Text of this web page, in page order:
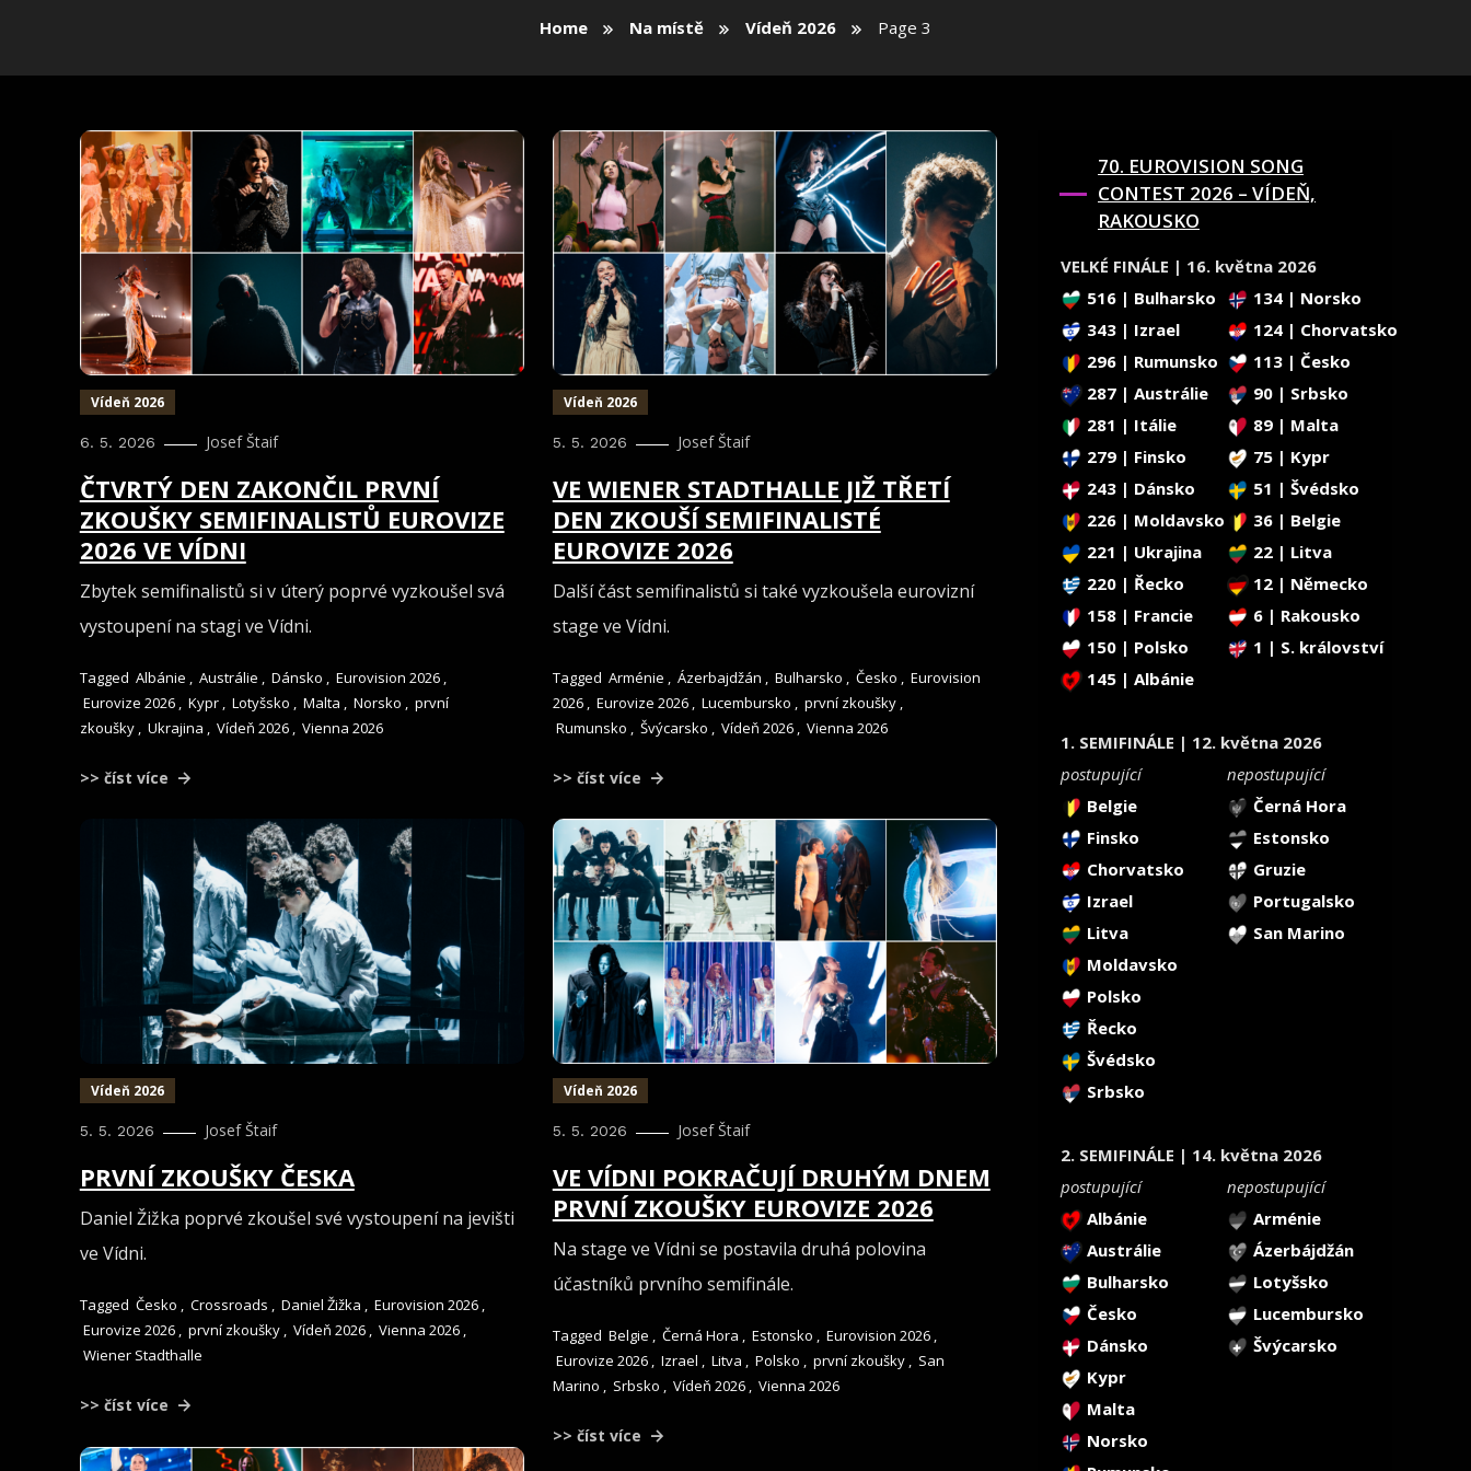
Home Na místě Vídeň 2026 Page 3
Vídeň 2026
6. 5. 2026 Josef Štaif
ČTVRTÝ DEN ZAKONČIL PRVNÍ
ZKOUŠKY SEMIFINALISTŮ EUROVIZE
2026 VE VÍDNI
Zbytek semifinalistů si v úterý poprvé vyzkoušel svá
vystoupení na stagi ve Vídni.
Tagged Albánie , Austrálie , Dánsko , Eurovision 2026 ,
Eurovize 2026 , Kypr , Lotyšsko , Malta , Norsko , první
zkoušky , Ukrajina , Vídeň 2026 , Vienna 2026
>> číst více
Vídeň 2026
5. 5. 2026 Josef Štaif
VE WIENER STADTHALLE JIŽ TŘETÍ
DEN ZKOUŠÍ SEMIFINALISTÉ
EUROVIZE 2026
Další část semifinalistů si také vyzkoušela eurovizní
stage ve Vídni.
Tagged Arménie , Ázerbajdžán , Bulharsko , Česko , Eurovision
2026 , Eurovize 2026 , Lucembursko , první zkoušky ,
Rumunsko , Švýcarsko , Vídeň 2026 , Vienna 2026
>> číst více
Vídeň 2026
5. 5. 2026 Josef Štaif
PRVNÍ ZKOUŠKY ČESKA
Daniel Žižka poprvé zkoušel své vystoupení na jevišti
ve Vídni.
Tagged Česko , Crossroads , Daniel Žižka , Eurovision 2026 ,
Eurovize 2026 , první zkoušky , Vídeň 2026 , Vienna 2026 ,
Wiener Stadthalle
>> číst více
Vídeň 2026
5. 5. 2026 Josef Štaif
VE VÍDNI POKRAČUJÍ DRUHÝM DNEM
PRVNÍ ZKOUŠKY EUROVIZE 2026
Na stage ve Vídni se postavila druhá polovina
účastníků prvního semifinále.
Tagged Belgie , Černá Hora , Estonsko , Eurovision 2026 ,
Eurovize 2026 , Izrael , Litva , Polsko , první zkoušky , San
Marino , Srbsko , Vídeň 2026 , Vienna 2026
>> číst více
70. EUROVISION SONG
CONTEST 2026 – VÍDEŇ,
RAKOUSKO
VELKÉ FINÁLE | 16. května 2026
516 | Bulharsko
134 | Norsko
343 | Izrael
124 | Chorvatsko
296 | Rumunsko
113 | Česko
287 | Austrálie
90 | Srbsko
281 | Itálie
89 | Malta
279 | Finsko
75 | Kypr
243 | Dánsko
51 | Švédsko
226 | Moldavsko
36 | Belgie
221 | Ukrajina
22 | Litva
220 | Řecko
12 | Německo
158 | Francie
6 | Rakousko
150 | Polsko
1 | S. království
145 | Albánie
1. SEMIFINÁLE | 12. května 2026
postupující
nepostupující
Belgie
Černá Hora
Finsko
Estonsko
Chorvatsko
Gruzie
Izrael
Portugalsko
Litva
San Marino
Moldavsko
Polsko
Řecko
Švédsko
Srbsko
2. SEMIFINÁLE | 14. května 2026
postupující
nepostupující
Albánie
Arménie
Austrálie
Ázerbájdžán
Bulharsko
Lotyšsko
Česko
Lucembursko
Dánsko
Švýcarsko
Kypr
Malta
Norsko